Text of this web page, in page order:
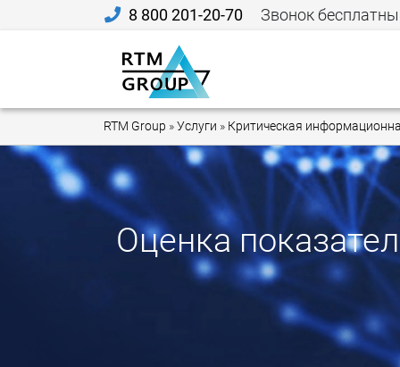
8 800 201-20-70 Звонок
RTM Group »Услуги » Критическая
Оценка